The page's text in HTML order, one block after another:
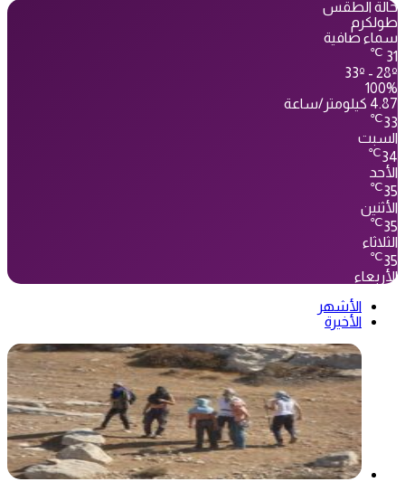
حالة الطقس
طولكرم
سماء صافية
31
℃
33º - 28º
100%
4.87 كيلومتر/ساعة
33
℃
السبت
34
℃
الأحد
35
℃
الأثنين
35
℃
الثلاثاء
35
℃
الأربعاء
الأشهر
الأخيرة